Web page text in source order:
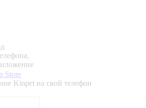
Store
Kinpet на свой телефон